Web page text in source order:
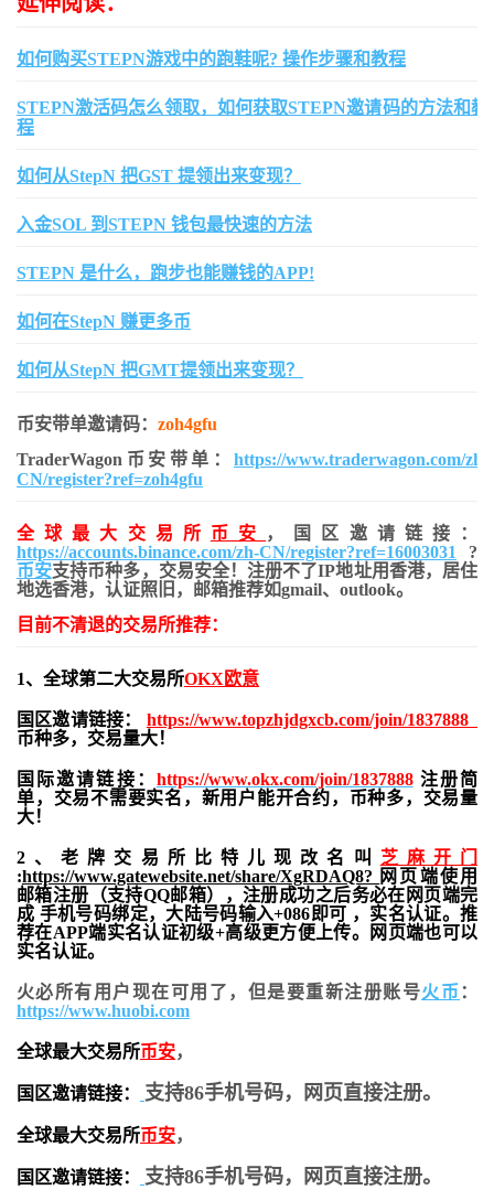
如何购买STEPN游戏中的跑鞋呢? 操作步骤和教程
STEPN激活码怎么领取，如何获取STEPN邀请码的方法和教
程
如何从StepN 把GST 提领出来变现？
入金SOL 到STEPN 钱包最快速的方法
STEPN 是什么，跑步也能赚钱的APP!
如何在StepN 赚更多币
如何从StepN 把GMT提领出来变现？
币安带单邀请码： zoh4gfu
TraderWagon币安带单： https://www.traderwagon.com/zh-
CN/register?ref=zoh4gfu
全球最大交易所 币安
，国区邀请链接：
https://accounts.binance.com/zh-CN/register?ref=16003031
?
币安支持币种多，交易安全！注册不了IP地址用香港，居住
地选香港，认证照旧， 邮箱推荐如gmail、outlook。
目前不清退的交易所推荐：
1、全球第二大交易所OKX欧意
国区邀请链接： https://www.topzhjdgxcb.com/join/1837888
币种多，交易量大！
国际邀请链接： https://www.okx.com/join/1837888注册简
单，交易不需要实名，新用户能开合约， 币种多，交易量
大！
2、老牌交易所比特儿现改名叫 芝麻开门
:https://www.gatewebsite.net/share/XgRDAQ8? 网页端使用
邮箱注册（支持QQ邮箱），注册成功之后务必在网页端完
成 手机号码绑定，大陆号码输入+086即可 ，实名认证。推
荐在APP端实名认证初级+高级更方便上传。网页端也可以
实名认证。
火必所有用户现在可用了，但是要重新注册账号火币 ：
https://www.huobi.com
全球最大交易所币安，
国区邀请链接： 支持86手机号码，网页直接注册。
全球最大交易所币安，
国区邀请链接： 支持86手机号码，网页直接注册。